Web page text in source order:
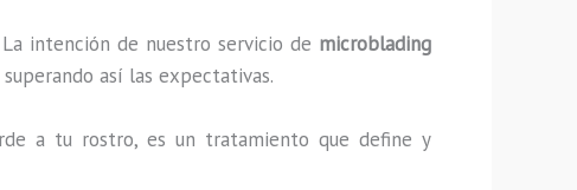
intención de nuestro servicio de microblading
así las expectativas.
a tu rostro, es un tratamiento que define y